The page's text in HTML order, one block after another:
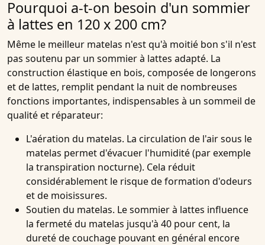
Pourquoi a-t-on besoin d'un sommier
à lattes en 120 x 200 cm?
Même le meilleur matelas n'est qu'à moitié bon s'il n'est
pas soutenu par un sommier à lattes adapté. La
construction élastique en bois, composée de longerons
et de lattes, remplit pendant la nuit de nombreuses
fonctions importantes, indispensables à un sommeil de
qualité et réparateur:
L'aération du matelas. La circulation de l'air sous le
matelas permet d'évacuer l'humidité (par exemple
la transpiration nocturne). Cela réduit
considérablement le risque de formation d'odeurs
et de moisissures.
Soutien du matelas. Le sommier à lattes influence
la fermeté du matelas jusqu'à 40 pour cent, la
dureté de couchage pouvant en général encore